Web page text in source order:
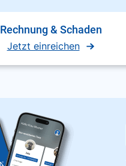
Rechnung & Schaden
Jetzt einreichen